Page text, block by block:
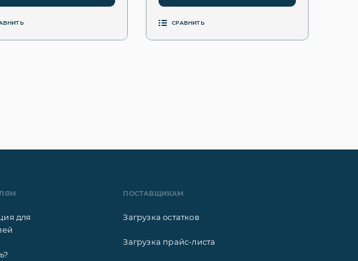
СРАВНИТЬ
для
ПОСТАВЩИКАМ
Загрузка остатков
Загрузка прайс-листа